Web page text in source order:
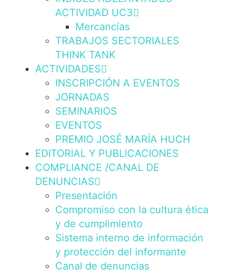
ACTIVIDAD UC3
Mercancías
TRABAJOS SECTORIALES
THINK TANK
ACTIVIDADES
INSCRIPCIÓN A EVENTOS
JORNADAS
SEMINARIOS
EVENTOS
PREMIO JOSÉ MARÍA HUCH
EDITORIAL Y PUBLICACIONES
COMPLIANCE /CANAL DE
DENUNCIAS
Presentación
Compromiso con la cultura ética
y de cumplimiento
Sistema interno de información
y protección del informante
Canal de denuncias